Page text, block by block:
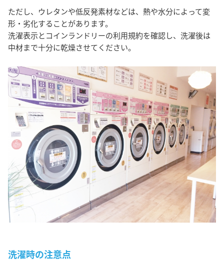
ただし、ウレタンや低反発素材などは、熱や水分によって変
形・劣化することがあります。
洗濯表示とコインランドリーの利用規約を確認し、洗濯後は
中材まで十分に乾燥させてください。
洗濯時の注意点